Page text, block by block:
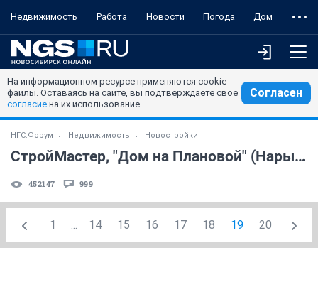
Недвижимость Работа Новости Погода Дом
На информационном ресурсе применяются cookie-
файлы. Оставаясь на сайте, вы подтверждаете свое
согласие на их использование.
Согласен
НГС.Форум Недвижимость Новостройки
СтройМастер, "Дом на Плановой" (Нарымский Квартал) (часть 4)
452147 999
1 ... 14 15 16 17 18 19 20